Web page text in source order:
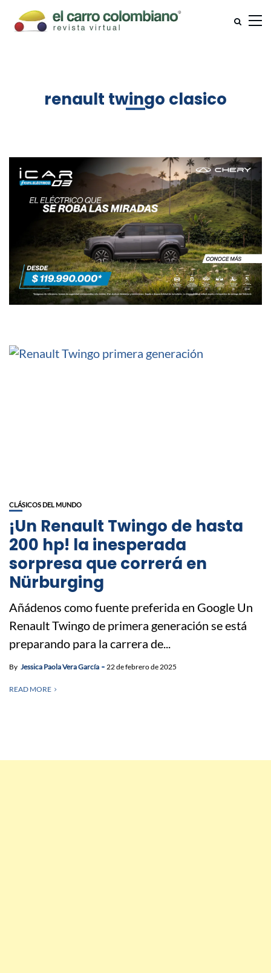
renault twingo clasico
CLÁSICOS DEL MUNDO
¡Un Renault Twingo de hasta
200 hp! la inesperada
sorpresa que correrá en
Nürburging
Añádenos como fuente preferida en Google Un
Renault Twingo de primera generación se está
preparando para la carrera de...
By Jessica Paola Vera García 22 de febrero de 2025
READ MORE